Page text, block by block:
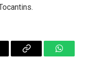
Copy